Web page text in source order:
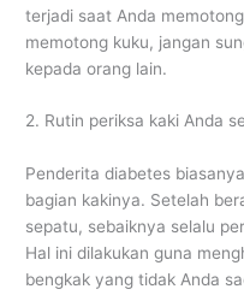
terjadi saat Anda
memotong kuku, jangan
kepada orang lain.
2. Rutin periksa kaki Anda
Penderita diabetes
bagian kakinya. Setelah
sepatu, sebaiknya selalu
Hal ini dilakukan guna
bengkak yang tidak Anda